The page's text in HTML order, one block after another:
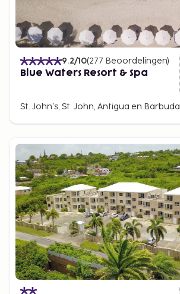
9.2/10(277 Beoordelingen)
Blue Waters Resort & Spa
St. John's, St. John, Antigua en Barbuda